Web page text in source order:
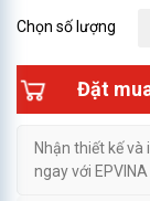
Chọn số lượng
Đặt
Nhận thiết kế và
ngay với